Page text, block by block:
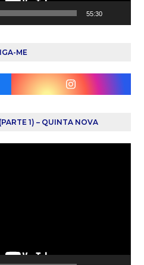
55:30
ME
Instagram
1) – QUINTA NOVA